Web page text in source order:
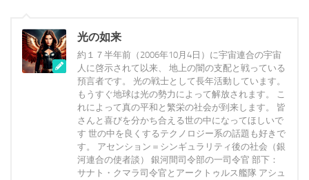
光の如来
約１７半年前（2006年10月4日）に宇宙連合の宇宙
人に啓示されて以来、 地上の闇の支配と戦っている
預言者です。 光の戦士として長年活動しています。
もうすぐ地球は光の勢力によって解放されます。 こ
れによって真の平和と繁栄の社会が到来します。 皆
さんと喜びを分かち合える世の中になってほしいで
す 世の中を良くするテクノロジー系の話題も好きで
す。 アセンション＝シンギュラリティ後の社会（銀
河連合の使者談） 銀河間司令部の一司令官 部下：
サナト・クマラ司令官とアークトゥルス艦隊 アシュ